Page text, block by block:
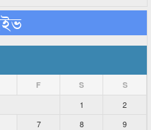
F S S
1
2
7 8
9